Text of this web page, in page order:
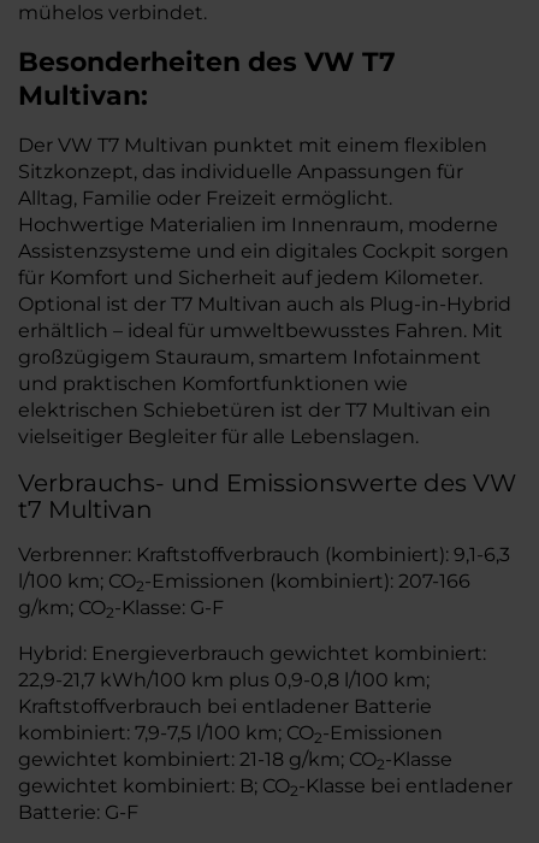
mühelos verbindet.
Besonderheiten des VW T7
Multivan:
Der VW T7 Multivan punktet mit einem flexiblen
Sitzkonzept, das individuelle Anpassungen für
Alltag, Familie oder Freizeit ermöglicht.
Hochwertige Materialien im Innenraum, moderne
Assistenzsysteme und ein digitales Cockpit sorgen
für Komfort und Sicherheit auf jedem Kilometer.
Optional ist der T7 Multivan auch als Plug-in-Hybrid
erhältlich – ideal für umweltbewusstes Fahren. Mit
großzügigem Stauraum, smartem Infotainment
und praktischen Komfortfunktionen wie
elektrischen Schiebetüren ist der T7 Multivan ein
vielseitiger Begleiter für alle Lebenslagen.
Verbrauchs- und Emissionswerte des VW
t7 Multivan
Verbrenner: Kraftstoffverbrauch (kombiniert): 9,1-6,3
l/100 km; CO2-Emissionen (kombiniert): 207-166
g/km; CO2-Klasse: G-F
Hybrid: Energieverbrauch gewichtet kombiniert:
22,9-21,7 kWh/100 km plus 0,9-0,8 l/100 km;
Kraftstoffverbrauch bei entladener Batterie
kombiniert: 7,9-7,5 l/100 km; CO2-Emissionen
gewichtet kombiniert: 21-18 g/km; CO2-Klasse
gewichtet kombiniert: B; CO2-Klasse bei entladener
Batterie: G-F